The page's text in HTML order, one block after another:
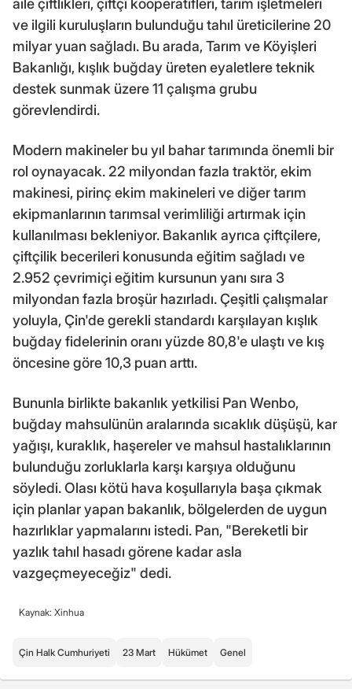
aile çiftlikleri, çiftçi kooperatifleri, tarım işletmeleri
ve ilgili kuruluşların bulunduğu tahıl üreticilerine 20
milyar yuan sağladı. Bu arada, Tarım ve Köyişleri
Bakanlığı, kışlık buğday üreten eyaletlere teknik
destek sunmak üzere 11 çalışma grubu
görevlendirdi.
Modern makineler bu yıl bahar tarımında önemli bir
rol oynayacak. 22 milyondan fazla traktör, ekim
makinesi, pirinç ekim makineleri ve diğer tarım
ekipmanlarının tarımsal verimliliği artırmak için
kullanılması bekleniyor. Bakanlık ayrıca çiftçilere,
çiftçilik becerileri konusunda eğitim sağladı ve
2.952 çevrimiçi eğitim kursunun yanı sıra 3
milyondan fazla broşür hazırladı. Çeşitli çalışmalar
yoluyla, Çin'de gerekli standardı karşılayan kışlık
buğday fidelerinin oranı yüzde 80,8'e ulaştı ve kış
öncesine göre 10,3 puan arttı.
Bununla birlikte bakanlık yetkilisi Pan Wenbo,
buğday mahsulünün aralarında sıcaklık düşüşü, kar
yağışı, kuraklık, haşereler ve mahsul hastalıklarının
bulunduğu zorluklarla karşı karşıya olduğunu
söyledi. Olası kötü hava koşullarıyla başa çıkmak
için planlar yapan bakanlık, bölgelerden de uygun
hazırlıklar yapmalarını istedi. Pan, "Bereketli bir
yazlık tahıl hasadı görene kadar asla
vazgeçmeyeceğiz" dedi.
Kaynak: Xinhua
Çin Halk Cumhuriyeti 23 Mart Hükümet Genel